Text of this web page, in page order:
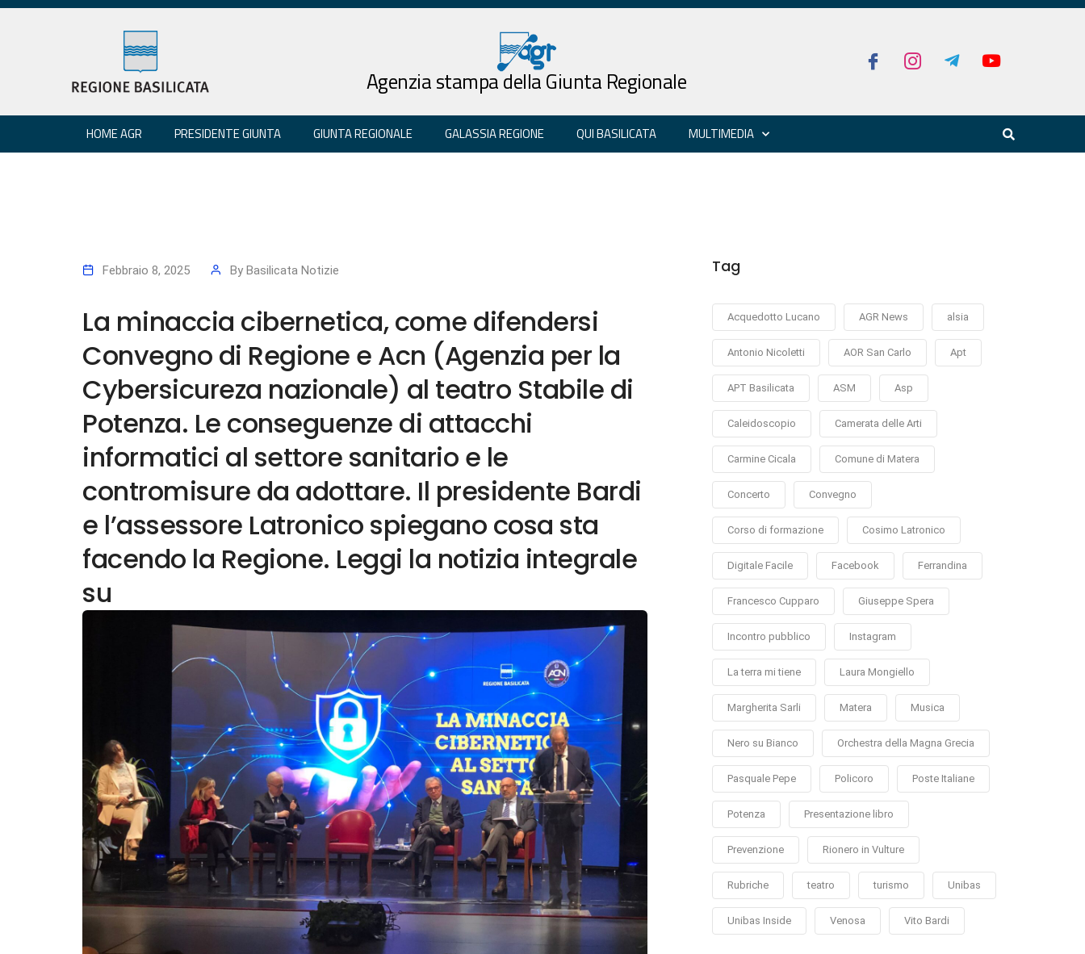
Agenzia stampa della Giunta Regionale
HOME AGR PRESIDENTE GIUNTA GIUNTA REGIONALE GALASSIA REGIONE QUI BASILICATA MULTIMEDIA
Febbraio 8, 2025 By Basilicata Notizie
La minaccia cibernetica, come difendersi
Convegno di Regione e Acn (Agenzia per la
Cybersicureza nazionale) al teatro Stabile di
Potenza. Le conseguenze di attacchi
informatici al settore sanitario e le
contromisure da adottare. Il presidente Bardi
e l’assessore Latronico spiegano cosa sta
facendo la Regione. Leggi la notizia integrale
su
Tag
Acquedotto Lucano AGR News alsia
Antonio Nicoletti AOR San Carlo Apt
APT Basilicata ASM Asp
Caleidoscopio Camerata delle Arti
Carmine Cicala Comune di Matera
Concerto Convegno
Corso di formazione Cosimo Latronico
Digitale Facile Facebook Ferrandina
Francesco Cupparo Giuseppe Spera
Incontro pubblico Instagram
La terra mi tiene Laura Mongiello
Margherita Sarli Matera Musica
Nero su Bianco Orchestra della Magna Grecia
Pasquale Pepe Policoro Poste Italiane
Potenza Presentazione libro
Prevenzione Rionero in Vulture
Rubriche teatro turismo Unibas
Unibas Inside Venosa Vito Bardi